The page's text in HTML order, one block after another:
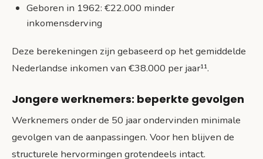
Geboren in 1962: €22.000 minder
inkomensderving
Deze berekeningen zijn gebaseerd op het gemiddelde
Nederlandse inkomen van €38.000 per jaar¹¹.
Jongere werknemers: beperkte gevolgen
Werknemers onder de 50 jaar ondervinden minimale
gevolgen van de aanpassingen. Voor hen blijven de
structurele hervormingen grotendeels intact.